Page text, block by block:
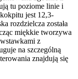
tu poziome linie i
jest 12,3-
rozdzielcza została
miękkie tworzywa
z
na szczególną
znajdują się